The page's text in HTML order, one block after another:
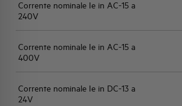
Corrente nominale Ie in AC-15 a
240V
Corrente nominale Ie in AC-15 a
400V
Corrente nominale Ie in DC-13 a
24V